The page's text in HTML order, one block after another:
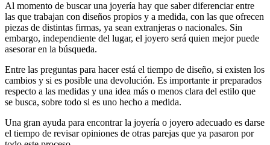
Al momento de buscar una joyería hay que saber diferenciar entre
las que trabajan con diseños propios y a medida, con las que ofrecen
piezas de distintas firmas, ya sean extranjeras o nacionales. Sin
embargo, independiente del lugar, el joyero será quien mejor puede
asesorar en la búsqueda.
Entre las preguntas para hacer está el tiempo de diseño, si existen los
cambios y si es posible una devolución. Es importante ir preparados
respecto a las medidas y una idea más o menos clara del estilo que
se busca, sobre todo si es uno hecho a medida.
Una gran ayuda para encontrar la joyería o joyero adecuado es darse
el tiempo de revisar opiniones de otras parejas que ya pasaron por